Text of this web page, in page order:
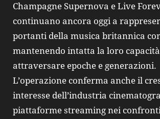
Champagne Supernova e Live
continuano ancora oggi a
portanti della musica britannica
mantenendo intatta la loro
attraversare epoche e generazioni.
L’operazione conferma anche il
interesse dell’industria
piattaforme streaming nei